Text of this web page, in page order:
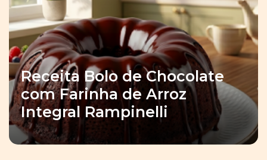
Receita Bolo de Chocolate
com Farinha de Arroz
Integral Rampinelli